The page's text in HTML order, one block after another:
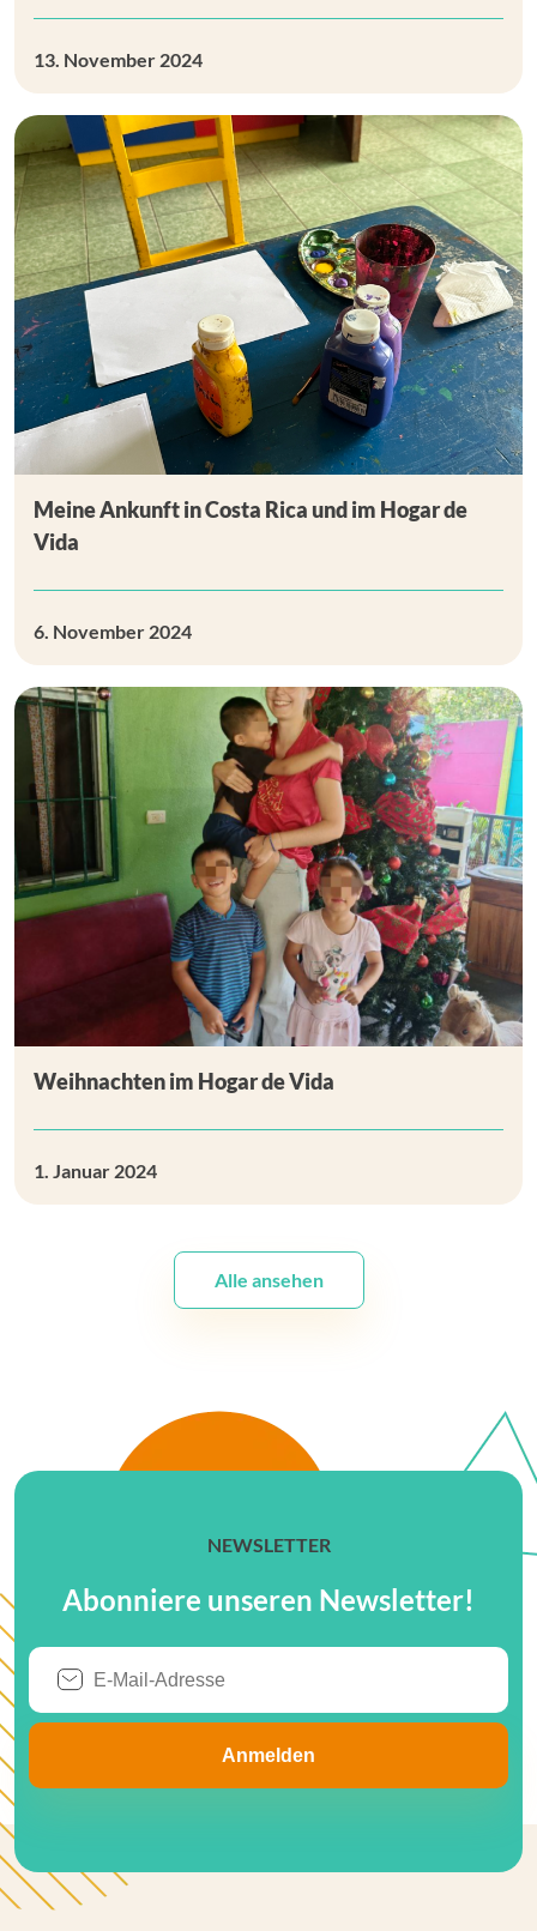
13. November 2024
Meine Ankunft in Costa Rica und im Hogar de
Vida
6. November 2024
Weihnachten im Hogar de Vida
1. Januar 2024
Alle ansehen
NEWSLETTER
Abonniere unseren Newsletter!